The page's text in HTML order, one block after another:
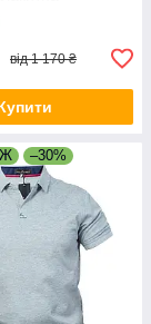
від 1 170 ₴
–30%